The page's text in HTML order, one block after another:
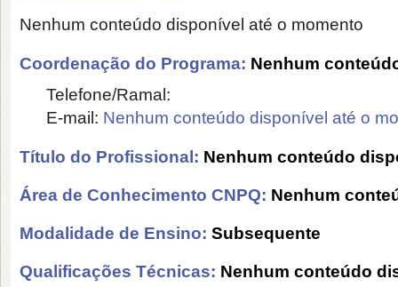
Nenhum conteúdo disponível até o momento
Coordenação do Programa: Nenhum
Telefone/Ramal:
E-mail: Nenhum conteúdo disponível até o
Título do Profissional: Nenhum conteúdo
Área de Conhecimento CNPQ: Nenhum
Modalidade de Ensino: Subsequente
Qualificações Técnicas: Nenhum conteúdo